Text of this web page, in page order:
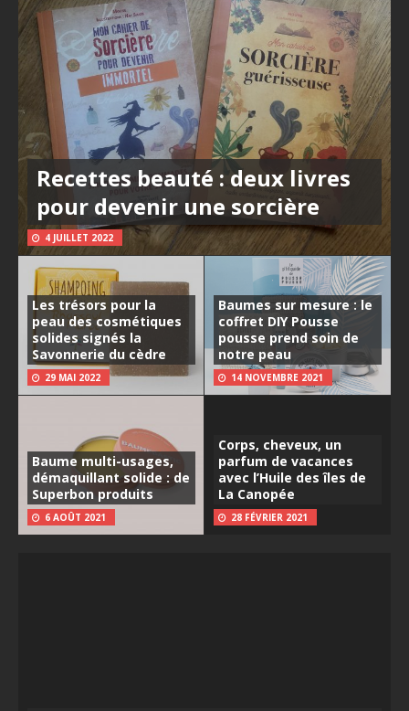
Recettes beauté : deux livres
pour devenir une sorcière
4 JUILLET 2022
Les trésors pour la
peau des cosmétiques
solides signés la
Savonnerie du cèdre
29 MAI 2022
Baumes sur mesure : le
coffret DIY Pousse
pousse prend soin de
notre peau
14 NOVEMBRE 2021
Baume multi-usages,
démaquillant solide : de
Superbon produits
6 AOÛT 2021
Corps, cheveux, un
parfum de vacances
avec l’Huile des îles de
La Canopée
28 FÉVRIER 2021